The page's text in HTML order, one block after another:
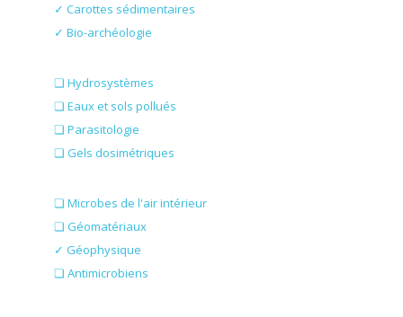
✓ Carottes sédimentaires
✓ Bio-archéologie
❏ Hydrosystèmes
❏ Eaux et sols pollués
❏ Parasitologie
❏ Gels dosimétriques
❏ Microbes de l'air intérieur
❏ Géomatériaux
✓ Géophysique
❏ Antimicrobiens